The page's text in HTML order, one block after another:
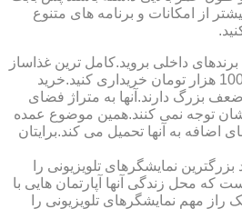
از امکانات و برنامه های متنوع
داخلی بروید.کامل ترین غذاساز
داخلی را می توانید با حدود 100 هزار تومان خریداری کنید.خرید
بزرگ دارند.آنها به متراژ فضای
توجه نمی کنند.همین موضوع عمده
اضافه به آنها تحمیل می کند.برایتان
نمایشگرهای تلویزیونی را
که محل زندگی آنها آپارتمان هایی با
مهم نمایشگرهای تلویزیونی را